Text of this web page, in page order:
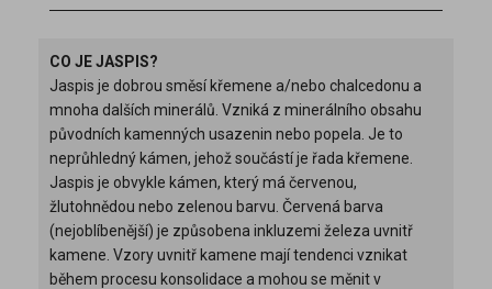
CO JE JASPIS?
Jaspis je dobrou směsí křemene a/nebo chalcedonu a
mnoha dalších minerálů. Vzniká z minerálního obsahu
původních kamenných usazenin nebo popela. Je to
neprůhledný kámen, jehož součástí je řada křemene.
Jaspis je obvykle kámen, který má červenou,
žlutohnědou nebo zelenou barvu. Červená barva
(nejoblíbenější) je způsobena inkluzemi železa uvnitř
kamene. Vzory uvnitř kamene mají tendenci vznikat
během procesu konsolidace a mohou se měnit v